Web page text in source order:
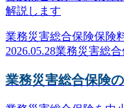
解説します
業務災害総合保険保険
2026.05.28業務災害総合
業務災害総合保険